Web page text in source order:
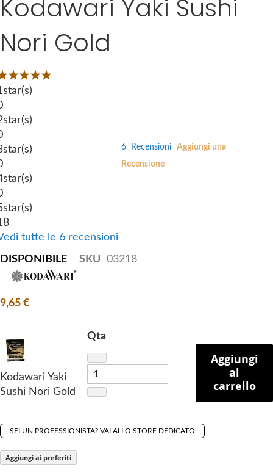
e
g
l
l
e
r
y
k
p
o
t
h
e
b
e
g
i
n
n
i
n
o
h
m
g
e
g
a
l
l
Kodawari Yaki Sushi
Nori Gold
of100
star(s)
star(s)
star(s)
star(s)
star(s)
tutte le 6 recensioni
6 Recensioni
Aggiungi una
Recensione
DISPONIBILE SKU 03218
9,65 €
Kodawari Yaki
Sushi Nori Gold
Qta
Aggiungi
al
carrello
SEI UN PROFESSIONISTA? VAI ALLO STORE DEDICATO
Aggiungi ai preferiti